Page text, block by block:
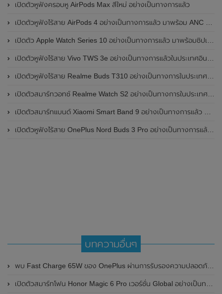
เปิดตัวหูฟังครอบหู AirPods Max สีใหม่ อย่างเป็นทางการแล้ว
เปิดตัวหูฟังไร้สาย AirPods 4 อย่างเป็นทางการแล้ว มาพร้อม ANC และฟีเจอร์ใหม่มากมาย
เปิดตัว Apple Watch Series 10 อย่างเป็นทางการแล้ว มาพร้อมชิปเซ็ตรุ่น S10
เปิดตัวหูฟังไร้สาย Vivo TWS 3e อย่างเป็นทางการแล้วในประเทศอินเดีย มาพร้อมระบบตัดเสียงรบกวน ANC ที่ 30dB , ป้องกันฝุ่นและกันน้ำที่ระดับ IP54 , แบตเตอรี่สามารถใช้งานนานสูงสุด 36 ชั่วโมง
เปิดตัวหูฟังไร้สาย Realme Buds T310 อย่างเป็นทางการในประเทศอินเดีย มาพร้อมระบบตัดเสียงรบกวน ANC สูงสุด 46dB , เสียงรอบทิศทาง 360 องศา , แบตเตอรี่สามารถใช้งานได้นานสูงสุด 40 ชั่วโมง
เปิดตัวสมาร์ทวอทช์ Realme Watch S2 อย่างเป็นทางการในประเทศอินเดีย มาพร้อมตัวเรือนสแตนเลสสตีล , หน้าจอแสดงผล AMOLED ขนาด 1.43 นิ้ว , แบตเตอรี่ขนาดใหญ่ใช้งานได้นาน 20 วัน และรองรับคำสั่งเสียง Super AI Engine ที่ขับเคลื่อนโดย ChatGPT
เปิดตัวสมาร์ทแบนด์ Xiaomi Smart Band 9 อย่างเป็นทางการแล้ว มาพร้อมหน้าจอ AMOLED ขนาด 1.62 นิ้ว , ตัวเรือนเป็นโลหะ และแบตเตอรี่สุดอึดสามารถใช้งานได้นานถึง 21 วัน
เปิดตัวหูฟังไร้สาย OnePlus Nord Buds 3 Pro อย่างเป็นทางการแล้ว มาพร้อมระบบตัดเสียงรบกวน (ANC) สามารถลดเสียงรบกวนได้ 49dB และแบตเตอรี่สุดอึดใช้งานได้นานสูงสุดถึง 44 ชั่วโมง
บทความอื่นๆ
พบ Fast Charge 65W ของ OnePlus ผ่านการรับรองความปลอดภัยจาก TUV Rheinland
เปิดตัวสมาร์ทโฟน Honor Magic 6 Pro เวอร์ชั่น Global อย่างเป็นทางการแล้ว